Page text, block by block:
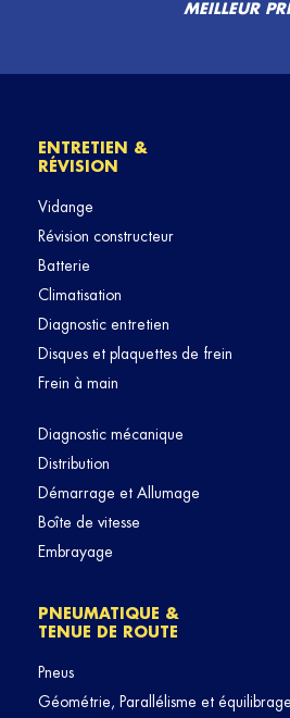
MEILLEUR
ENTRETIEN &
RÉVISION
Vidange
Révision constructeur
Batterie
Climatisation
Diagnostic entretien
Disques et plaquettes de frein
Frein à main
Diagnostic mécanique
Distribution
Démarrage et Allumage
Boîte de vitesse
Embrayage
PNEUMATIQUE &
TENUE DE ROUTE
Pneus
Géométrie, Parallélisme et équilibrage